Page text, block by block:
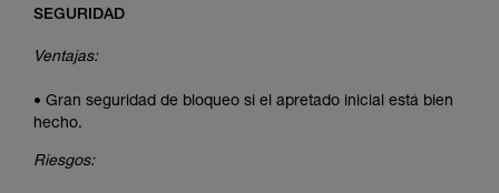
SEGURIDAD
Ventajas:
• Gran seguridad de bloqueo si el apretado inicial está bien
hecho.
Riesgos: